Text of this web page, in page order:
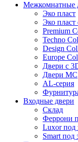
Межкомнатные
Эко пласт
Эко пласт
Premium
Techno
Design
Europe
Двери с
Двери МС
AL-серия
Входные двери
Склад
Феррони
Luxor под
Smart под